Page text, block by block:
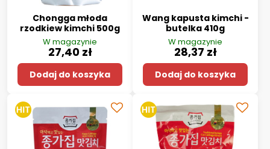
Chongga młoda
rzodkiew kimchi 500g
W magazynie
27,40 zł
Dodaj do koszyka
Wang kapusta kimchi -
butelka 410g
W magazynie
28,37 zł
Dodaj do koszyka